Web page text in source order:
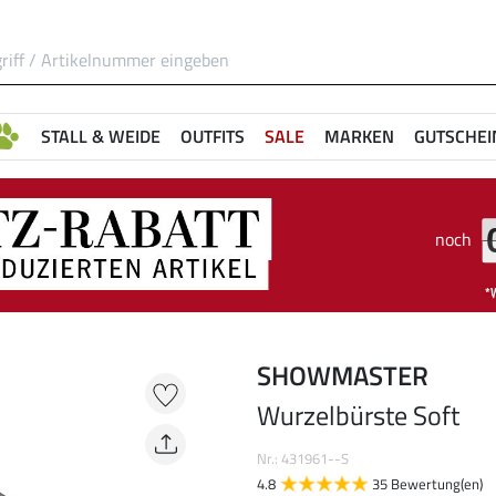
STALL & WEIDE OUTFITS SALE MARKEN
noch
SHOWMASTER
Wurzelbürste Soft
Nr.: 431961--S
4.8
35 Bewertung(en)